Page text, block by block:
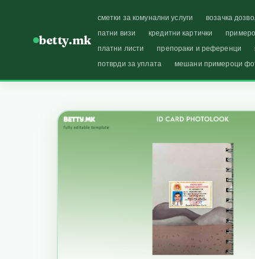
betty.mk
сметки за комунални услуги возачка
патни визи
кредитни картички
платни листи
препораки и референци
потврди за уплата
мешани примероци